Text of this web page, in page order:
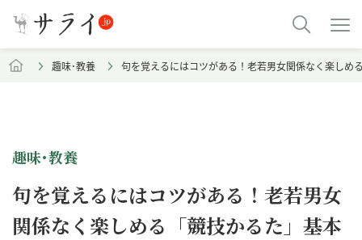
趣味･教養 句を覚えるにはコツがある！老若男女関係なく楽しめ
趣味･教養
句を覚えるにはコツがある！老若男女
関係なく楽しめる「競技かるた」基本